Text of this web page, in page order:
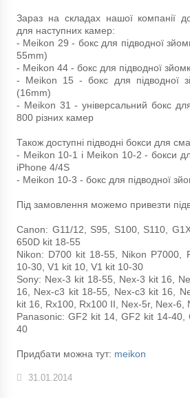
Зараз на складах нашої компанії
для наступних камер:
- Meikon 29 - бокс для підводної
55mm)
- Meikon 44 - бокс для підводної
- Meikon 15 - бокс для підводної
(16mm)
- Meikon 31 - універсальний бокс
800 різних камер
Також доступні підводні бокси для
- Meikon 10-1 і Meikon 10-2 - бокси
iPhone 4/4S
- Meikon 10-3 - бокс для підводної
Під замовлення можемо привезти
Canon: G11/12, S95, S100, S110,
650D kit 18-55
Nikon: D700 kit 18-55, Nikon P7000,
10-30, V1 kit 10, V1 kit 10-30
Sony: Nex-3 kit 18-55, Nex-3 kit 16,
16, Nex-c3 kit 18-55, Nex-c3 kit 16,
kit 16, Rx100, Rx100 II, Nex-5r, Nex-6,
Panasonic: GF2 kit 14, GF2 kit 14-
40
Придбати можна тут: meikon
31.01.2014